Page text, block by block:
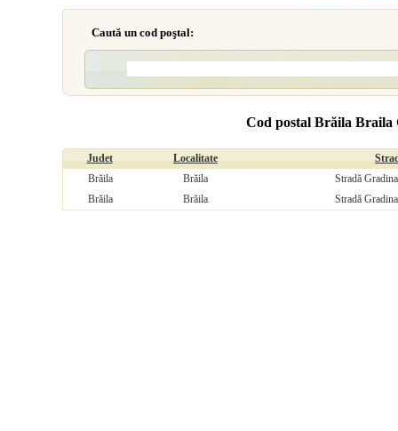
Caută un cod poştal:
Cod postal Brăila
Judet Localitate
Brăila
Brăila
Stradă
Brăila
Brăila Stradă